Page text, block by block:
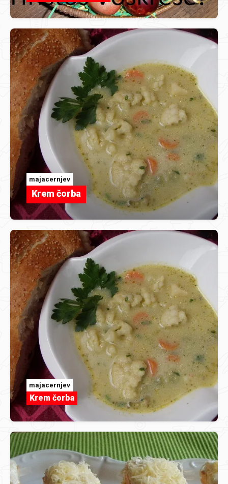
majacernjev
Krem čorba
majacernjev
Krem čorba